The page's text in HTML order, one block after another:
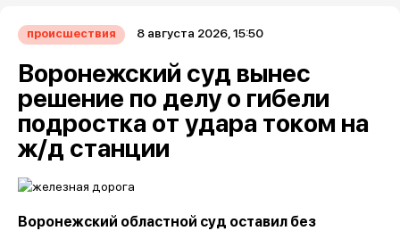
происшествия 8 августа 2026, 15:50
Воронежский суд вынес
решение по делу о гибели
подростка от удара током на
ж/д станции
Воронежский областной суд оставил без